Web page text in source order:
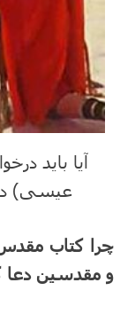
آیا باید
عیسی)
چرا کتاب
و مقدسین دعا